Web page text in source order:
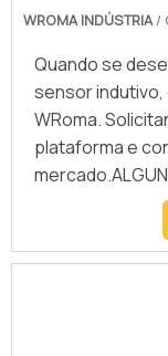
WROMA INDÚSTRIA/
Quando se
sensor
WRoma.
plataforma e
DE SENSOR
fornecedor de
internet a
cada